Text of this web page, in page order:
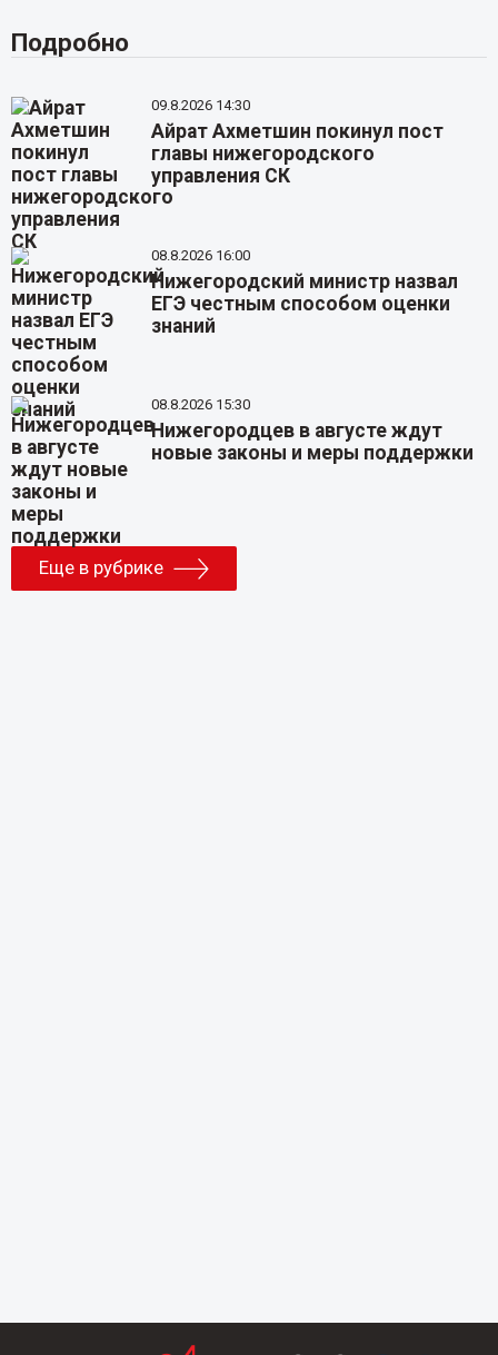
Подробно
09.8.2026 14:30
Айрат Ахметшин покинул пост
главы нижегородского
управления СК
08.8.2026 16:00
Нижегородский министр назвал
ЕГЭ честным способом оценки
знаний
08.8.2026 15:30
Нижегородцев в августе ждут
новые законы и меры поддержки
Еще в рубрике